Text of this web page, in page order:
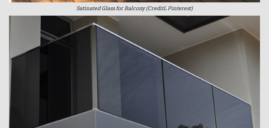
Satinated Glass for Balcony (CreditL Pinterest)